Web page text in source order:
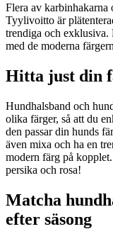
Flera av karbinhakarna
Tyylivoitto är
trendiga och exklusiva.
med de moderna
Hitta just din
Hundhalsband och
olika färger, så att du
den passar din hunds
även mixa och ha en
modern färg på
persika och rosa!
Matcha
efter säsong